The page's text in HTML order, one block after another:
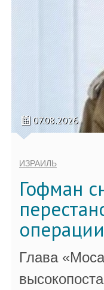
07.08.2026
ИЗРАИЛЬ
Гофман
Глава